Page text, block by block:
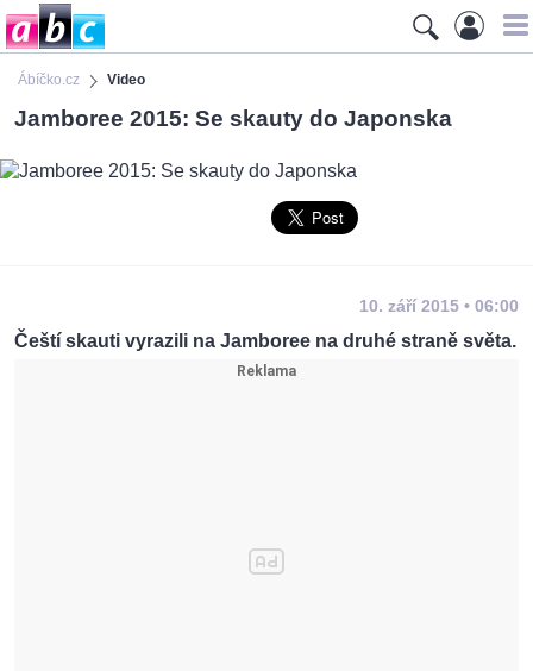
Ábíčko.cz Video
Jamboree 2015: Se skauty do Japonska
10. září 2015 • 06:00
Čeští skauti vyrazili na Jamboree na druhé straně světa.